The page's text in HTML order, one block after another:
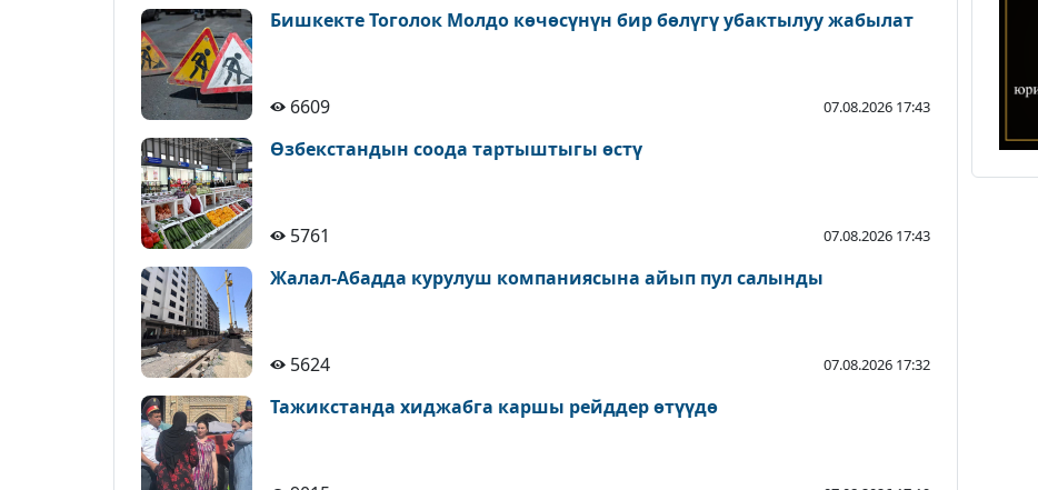
Бишкекте Тоголок Молдо көчөсүнүн бир бөлүгү убактылуу жабылат
6609 07.08.2026 17:43
Өзбекстандын соода тартыштыгы өстү
5761 07.08.2026 17:43
Жалал-Абадда курулуш компаниясына айып пул салынды
5624 07.08.2026 17:32
Тажикстанда хиджабга каршы рейддер өтүүдө